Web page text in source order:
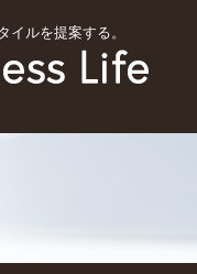
イルを提案する。